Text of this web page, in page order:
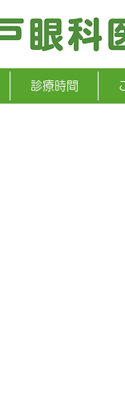
診療時間